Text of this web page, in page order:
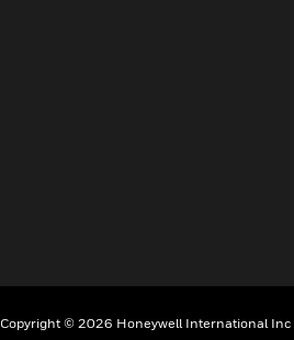
Copyright © 2026 Honeywell International Inc